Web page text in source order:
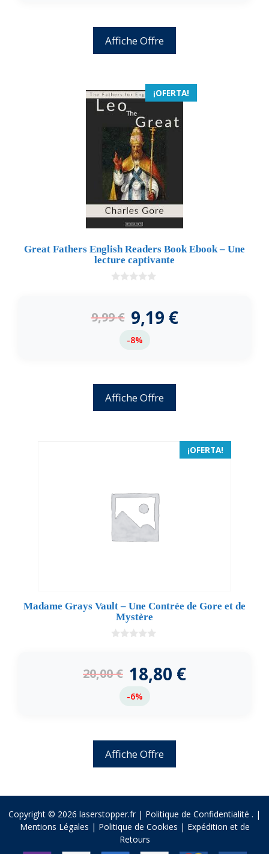
Affiche Offre
¡OFERTA!
Great Fathers English Readers Book Ebook – Une
lecture captivante
5
9,99€ 9,19 €
-8%
Affiche Offre
¡OFERTA!
Madame Grays Vault – Une Contrée de Gore et de
Mystère
5
20,00€ 18,80 €
-6%
Affiche Offre
Copyright © 2026 laserstopper.fr | Politique de Confidentialité . |
Mentions Légales | Politique de Cookies | Expédition et de
Retours